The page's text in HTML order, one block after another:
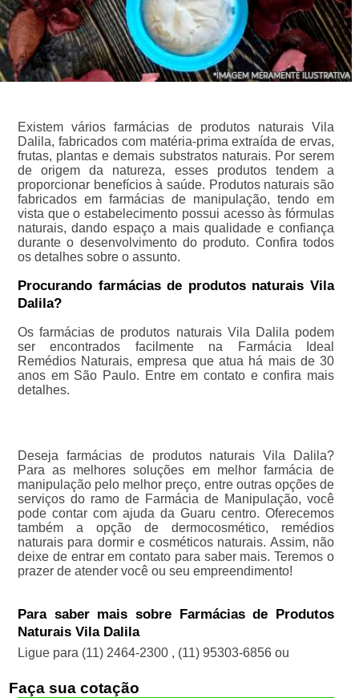
Existem vários farmácias de produtos naturais Vila
Dalila, fabricados com matéria-prima extraída de ervas,
frutas, plantas e demais substratos naturais. Por serem
de origem da natureza, esses produtos tendem a
proporcionar benefícios à saúde. Produtos naturais são
fabricados em farmácias de manipulação, tendo em
vista que o estabelecimento possui acesso às fórmulas
naturais, dando espaço a mais qualidade e confiança
durante o desenvolvimento do produto. Confira todos
os detalhes sobre o assunto.
Procurando farmácias de produtos naturais Vila
Dalila?
Os farmácias de produtos naturais Vila Dalila podem
ser encontrados facilmente na Farmácia Ideal
Remédios Naturais, empresa que atua há mais de 30
anos em São Paulo. Entre em contato e confira mais
detalhes.
Deseja farmácias de produtos naturais Vila Dalila?
Para as melhores soluções em melhor farmácia de
manipulação pelo melhor preço, entre outras opções de
serviços do ramo de Farmácia de Manipulação, você
pode contar com ajuda da Guaru centro. Oferecemos
também a opção de dermocosmético, remédios
naturais para dormir e cosméticos naturais. Assim, não
deixe de entrar em contato para saber mais. Teremos o
prazer de atender você ou seu empreendimento!
Para saber mais sobre Farmácias de Produtos
Naturais Vila Dalila
Ligue para (11) 2464-2300 , (11) 95303-6856 ou
Faça sua cotação